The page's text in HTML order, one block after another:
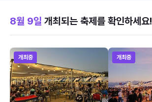
8월 9일 개최되는 축제를 확인하세요!
개최중 개최중